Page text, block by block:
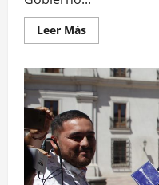
Leer MásLeer
más
GORE
Antofagasta
asignó
$630
millones
a
ProCultura
para
arreglar
fachadas: